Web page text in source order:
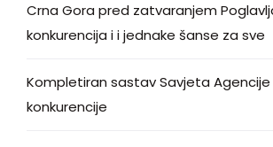
Crna Gora pred zatvaranjem
konkurencija i i jednake šanse za sve
Kompletiran sastav Savjeta
konkurencije